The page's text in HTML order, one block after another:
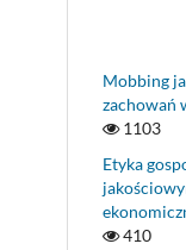
Mobbing
zachowań
1103
Etyka
410